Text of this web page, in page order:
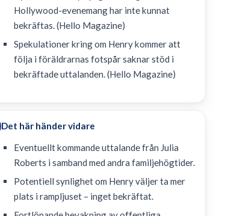
Hollywood-evenemang har inte kunnat
bekräftas. (Hello Magazine)
Spekulationer kring om Henry kommer att
följa i föräldrarnas fotspår saknar stöd i
bekräftade uttalanden. (Hello Magazine)
Det här händer vidare
Eventuellt kommande uttalande från Julia
Roberts i samband med andra familjehögtider.
Potentiell synlighet om Henry väljer ta mer
plats i rampljuset – inget bekräftat.